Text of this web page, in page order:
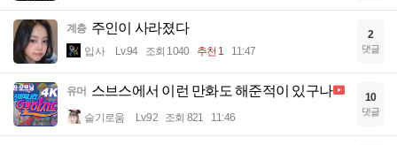
계층 주인이 사라졌다
입사 Lv.94 조회 1040 추천 1 11:47
2
댓글
유머 스브스에서 이런 만화도 해준적이 있구나
슬기로움 Lv.92 조회 821 11:46
10
댓글